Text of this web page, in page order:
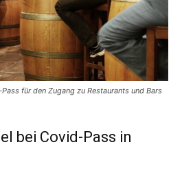
für den Zugang zu Restaurants und Bars
bei Covid-Pass in